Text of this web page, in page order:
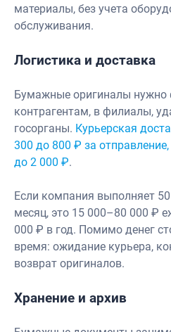
материалы, без учета
обслуживания.
Логистика и доставка
Бумажные оригиналы нужно
контрагентам, в филиалы,
госорганы. Курьерская
300 до 800 ₽ за
до 2 000 ₽.
Если компания выполняет
месяц, это 15 000–80 000 ₽
000 ₽ в год. Помимо денег
время: ожидание курьера,
возврат оригиналов.
Хранение и архив